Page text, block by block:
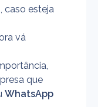
caso esteja
vá
que
WhatsApp